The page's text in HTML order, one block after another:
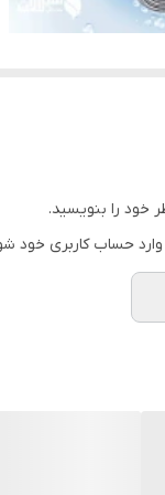
خود را بنویسید.
وارد حساب کاربری خود